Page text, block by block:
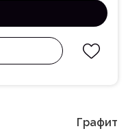
Графит